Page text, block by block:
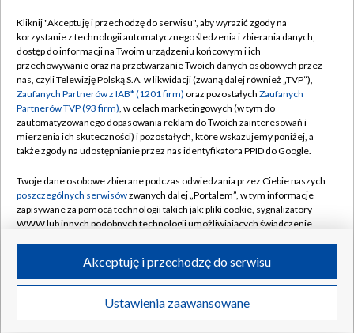
TVP
Abonament TVP
Emisja w TVP
Centrum informacji TVP
Naziemna Telewizja Cyfrowa
Rada Programowa
System NOS
Informacje o nadawcy
Program dla prasy
Ogłoszenie przetargowe
Regulamin TVP
Polityka prywatności
Moje zgody
Pomoc
Kontakt
Kanały
©2026 Telewizja Polska S.A. w likwidacji
Kliknij "Akceptuję i przechodzę do serwisu", aby wyrazić zgody na
korzystanie z technologii automatycznego śledzenia i zbierania danych,
dostęp do informacji na Twoim urządzeniu końcowym i ich
przechowywanie oraz na przetwarzanie Twoich danych osobowych przez
nas, czyli Telewizję Polską S.A. w likwidacji (zwaną dalej również „TVP”),
Zaufanych Partnerów z IAB* (1201 firm) oraz pozostałych Zaufanych
Partnerów TVP (93 firm), w celach marketingowych (w tym do
zautomatyzowanego dopasowania reklam do Twoich zainteresowań i
mierzenia ich skuteczności) i pozostałych, które wskazujemy poniżej, a
także zgody na udostępnianie przez nas identyfikatora PPID do Google.
Twoje dane osobowe zbierane podczas odwiedzania przez Ciebie naszych
poszczególnych serwisówzwanych dalej „Portalem”, w tym informacje
zapisywane za pomocą technologii takich jak: pliki cookie, sygnalizatory
WWW lub innych podobnych technologii umożliwiających świadczenie
ruchu w Internecie.
Twoje dane osobowe zbierane podczas odwiedzania przez Ciebie
poszczególnych serwisówna Portalu, takie jak adresy IP, identyfikatory
Ustawienia zaawansowane
Akceptuję i przechodzę do serwisu